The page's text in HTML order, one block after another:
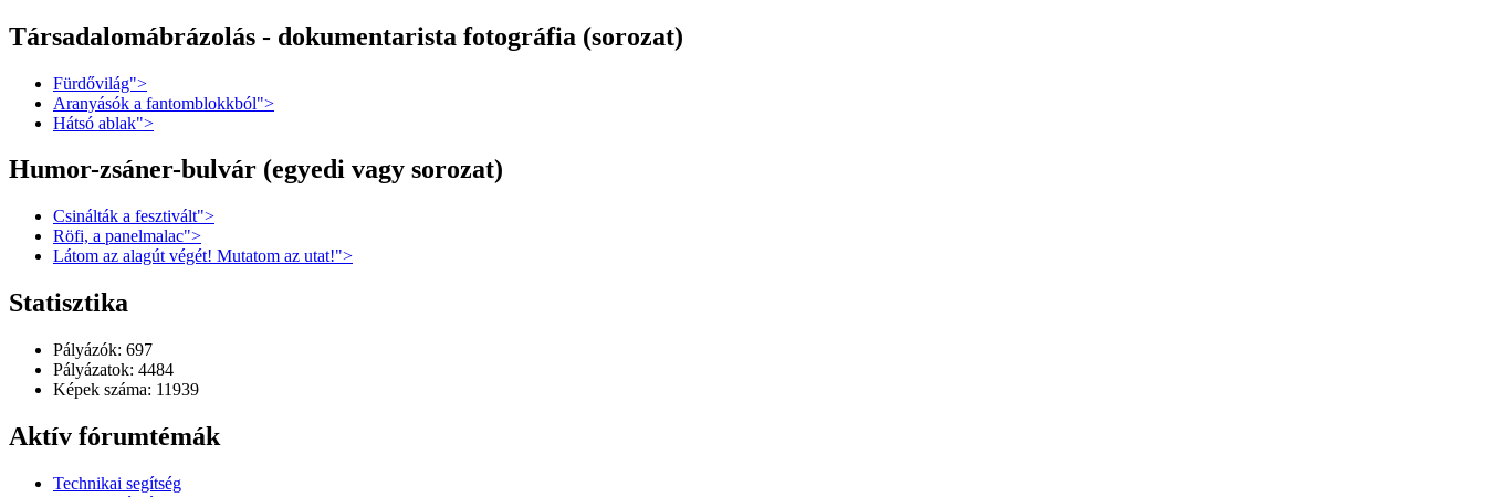
Társadalomábrázolás - dokumentarista fotográfia (sorozat)
Fürdővilág">
Aranyásók a fantomblokkból">
Hátsó ablak">
Humor-zsáner-bulvár (egyedi vagy sorozat)
Csinálták a fesztivált">
Röfi, a panelmalac">
Látom az alagút végét! Mutatom az utat!">
Statisztika
Pályázók: 697
Pályázatok: 4484
Képek száma: 11939
Aktív fórumtémák
Technikai segítség